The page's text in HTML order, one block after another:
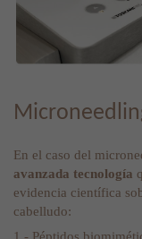
En el caso del
avanzada tecnología
evidencia científica
cabelludo: